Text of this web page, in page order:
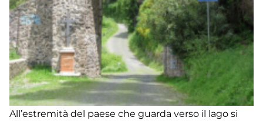
All’estremità del paese che guarda verso il lago si